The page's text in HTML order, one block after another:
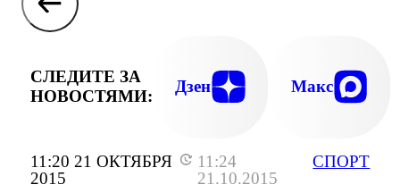
11:20 21 ОКТЯБРЯ
2015
11:24
21.10.2015
СПОРТ
СЛЕДИТЕ ЗА
НОВОСТЯМИ:
Дзен Макс